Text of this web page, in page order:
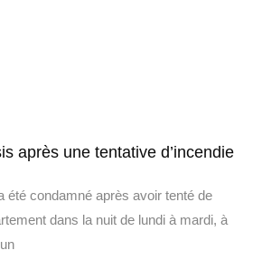
après une tentative d’incendie
été condamné après avoir tenté de
dans la nuit de lundi à mardi, à